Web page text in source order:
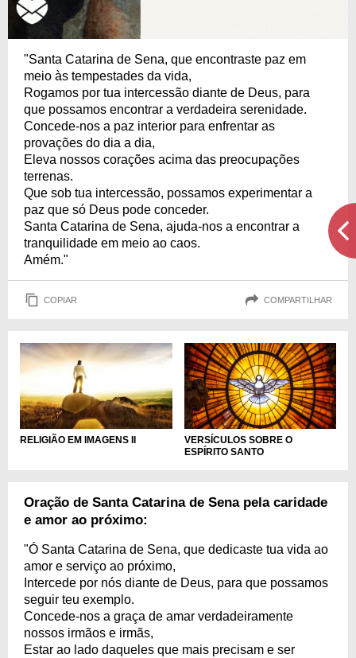
"Santa Catarina de Sena, que encontraste paz em
meio às tempestades da vida,
Rogamos por tua intercessão diante de Deus, para
que possamos encontrar a verdadeira serenidade.
Concede-nos a paz interior para enfrentar as
provações do dia a dia,
Eleva nossos corações acima das preocupações
terrenas.
Que sob tua intercessão, possamos experimentar a
paz que só Deus pode conceder.
Santa Catarina de Sena, ajuda-nos a encontrar a
tranquilidade em meio ao caos.
Amém."
COPIAR COMPARTILHAR
RELIGIÃO EM IMAGENS II
VERSÍCULOS SOBRE O
ESPÍRITO SANTO
Oração de Santa Catarina de Sena pela caridade
e amor ao próximo:
"Ó Santa Catarina de Sena, que dedicaste tua vida ao
amor e serviço ao próximo,
Intercede por nós diante de Deus, para que possamos
seguir teu exemplo.
Concede-nos a graça de amar verdadeiramente
nossos irmãos e irmãs,
Estar ao lado daqueles que mais precisam e ser